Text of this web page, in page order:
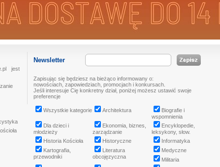
jest
Newsletter
Zapisując się będziesz na bieżąco informowany o:
nowościach, zapowiedziach, promocjach i konkursach.
Jeśli interesuje Cię konkretny dział, poniżej możesz ustawić swoje
preferencje
Wszystkie kategorie Architektura
Biografie i
wspomnienia
Dla dzieci i
młodzieży
Ekonomia, biznes,
zarządzanie
Encyklopedie,
leksykony, słow.
Historia Kościoła
Historyczne
Informatyka
Kartografia,
przewodniki
Literatura
obcojęzyczna
Medyczne
Militaria